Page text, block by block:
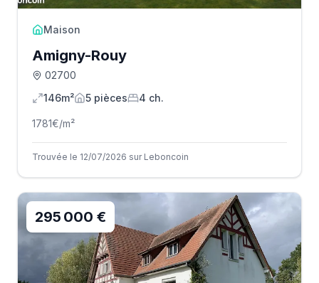
Maison
Amigny-Rouy
02700
146m²
5 pièces 4 ch.
1781€/m²
Trouvée le 12/07/2026 sur Leboncoin
295 000 €